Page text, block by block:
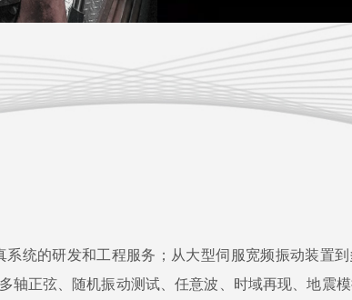
统的研发和工程服务；从大型伺服宽频振动装置
轴正弦、随机振动测试、任意波、时域再现、地震